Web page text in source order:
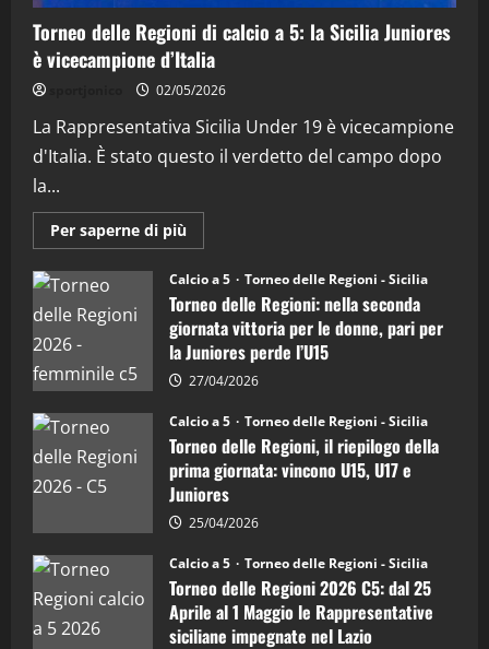
"SportEmpire" in Podcast
“SportEmpire” in Podcast: 26^ Puntata
08/04/2026
Torneo delle Regioni di calcio a 5: la Sicilia Juniores
è vicecampione d’Italia
02/05/2026
La Rappresentativa Sicilia Under 19 è vicecampione
d'Italia. È stato questo il verdetto del campo dopo
la...
Per saperne di più
informazioni
Torneo
delle
Regioni
di
calcio
a
5:
la
Juniores
è
vicecampione
d’Italia
Calcio a 5 Torneo delle Regioni - Sicilia
Torneo delle Regioni: nella seconda
giornata vittoria per le donne, pari per
la Juniores perde l’U15
27/04/2026
Calcio a 5 Torneo delle Regioni - Sicilia
Torneo delle Regioni, il riepilogo della
prima giornata: vincono U15, U17 e
Juniores
25/04/2026
Calcio a 5 Torneo delle Regioni - Sicilia
Torneo delle Regioni 2026 C5: dal 25
Aprile al 1 Maggio le Rappresentative
siciliane impegnate nel Lazio